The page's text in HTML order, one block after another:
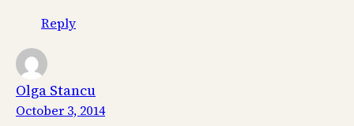
Reply
Olga Stancu
October 3, 2014